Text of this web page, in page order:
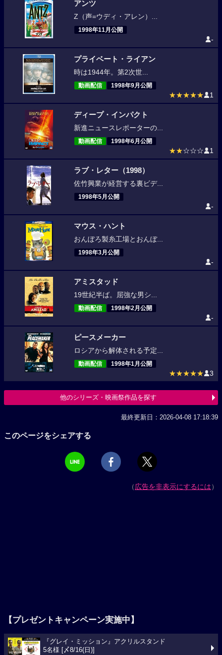
アンツ
Z（声=ウディ・アレン）...
1998年11月公開
-
プライベート・ライアン
時は1944年。第2次世...
動画配信 1998年9月公開
★★★★★ 1
ディープ・インパクト
新進ニュースレポーターの...
動画配信 1998年6月公開
★★☆☆☆ 1
ラブ・レター（1998）
佐竹興業が経営する裏ビデ...
1998年5月公開
-
マウス・ハント
おんぼろ製糸工場とおんぼ...
1998年3月公開
-
アミスタッド
19世紀半ば。屈強な男シ...
動画配信 1998年2月公開
-
ピースメーカー
ロシアから解体される予定...
動画配信 1998年1月公開
★★★★★ 3
他のシリーズ・映画祭作品を探す
最終更新日：2026-04-08 17:18:39
このページをシェアする
（広告を非表示にするには）
【プレゼントキャンペーン実施中】
『グレイ・ミッション』アクリルスタンド
5名様 [〆8/16(日)]